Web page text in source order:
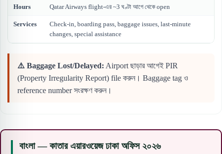
Hours Qatar Airways flight-এর ~3 ঘণ্টা আগে থেকে open
Services
Check-in, boarding pass, baggage issues, last-minute
changes, special assistance
⚠️ Baggage Lost/Delayed: Airport ছাড়ার আগেই PIR
(Property Irregularity Report) file করুন। Baggage tag ও
reference number সংরক্ষণ করুন।
বাংলা — কাতার এয়ারওয়েজ ঢাকা অফিস ২০২৬